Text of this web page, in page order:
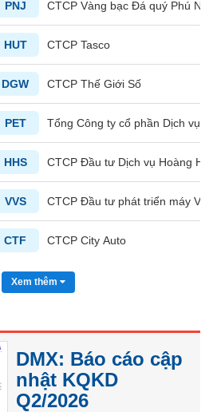
PNJ CTCP Vàng bạc Đá quý Phú
HUT CTCP Tasco
DGW CTCP Thế Giới Số
PET Tổng Công ty cổ phần Dịch vụ
HHS CTCP Đầu tư Dịch vụ Hoàng Huy
VVS CTCP Đầu tư phát triển máy Việt
CTF CTCP City Auto
Xem thêm
DMX: Báo cáo cập
nhật KQKD
Q2/2026